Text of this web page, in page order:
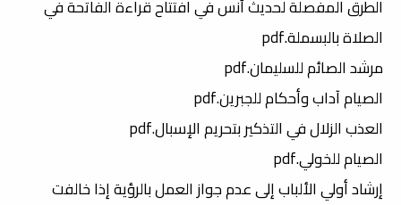
الطرق المفصلة لحديث أنس في افتتاح قراءة الفاتحة في
الصلاة بالبسملة.pdf
مرشد الصائم للسليمان.pdf
الصيام آداب وأحكام للجبرين.pdf
العذب الزلال في التذكير بتحريم الإسبال.pdf
الصيام للخولي.pdf
إرشاد أولي الألباب إلى عدم جواز العمل بالرؤية إذا خالفت